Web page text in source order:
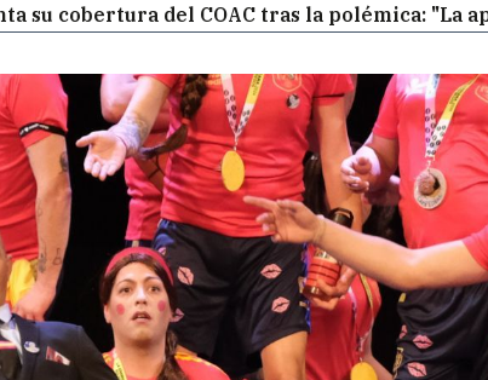
su cobertura del COAC tras la polémica: "La